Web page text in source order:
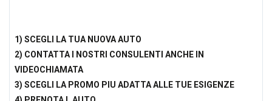
1) SCEGLI LA TUA NUOVA AUTO
2) CONTATTA I NOSTRI CONSULENTI ANCHE IN
VIDEOCHIAMATA
3) SCEGLI LA PROMO PIU ADATTA ALLE TUE ESIGENZE